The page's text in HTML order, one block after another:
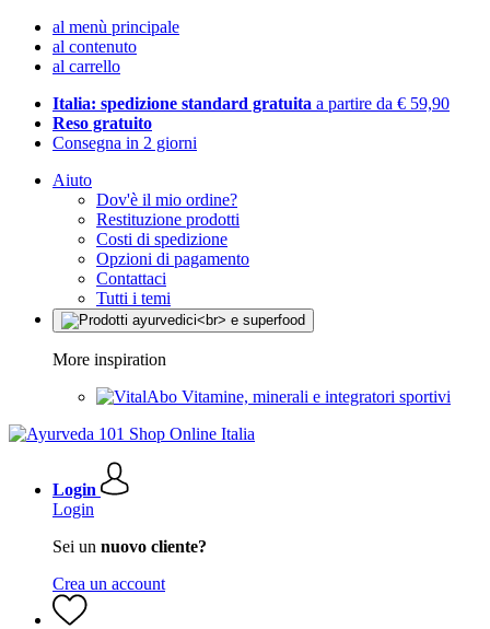
al menù principale
al contenuto
al carrello
Italia: spedizione standard gratuita a partire da € 59,90
Reso gratuito
Consegna in 2 giorni
Aiuto
Dov'è il mio ordine?
Restituzione prodotti
Costi di spedizione
Opzioni di pagamento
Contattaci
Tutti i temi
More inspiration
Vitamine, minerali e integratori sportivi
Login
Login
Sei un nuovo cliente?
Crea un account